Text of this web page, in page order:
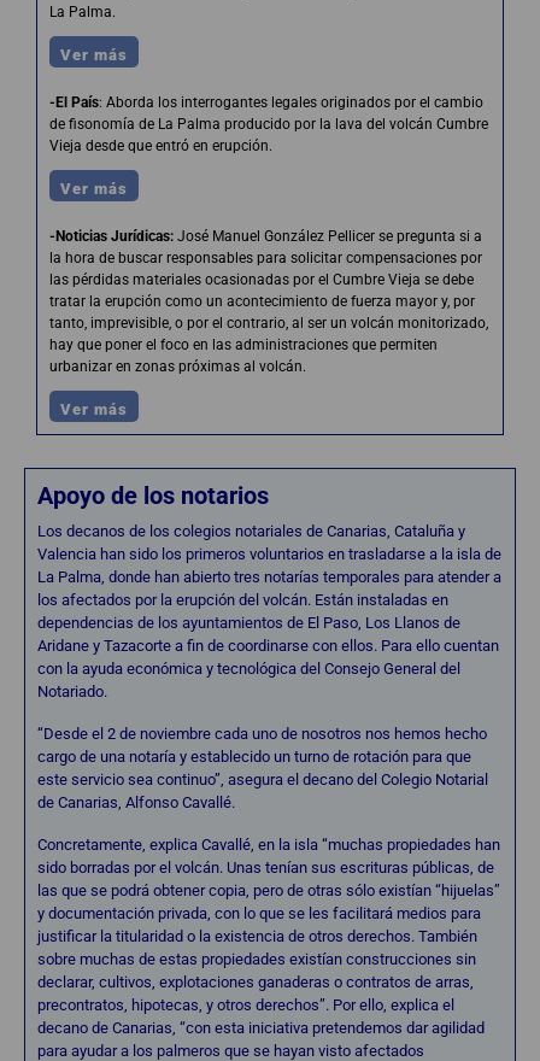
La Palma.
Ver más
-El País: Aborda los interrogantes legales originados por el cambio
de fisonomía de La Palma producido por la lava del volcán Cumbre
Vieja desde que entró en erupción.
Ver más
-Noticias Jurídicas: José Manuel González Pellicer se pregunta si a
la hora de buscar responsables para solicitar compensaciones por
las pérdidas materiales ocasionadas por el Cumbre Vieja se debe
tratar la erupción como un acontecimiento de fuerza mayor y, por
tanto, imprevisible, o por el contrario, al ser un volcán monitorizado,
hay que poner el foco en las administraciones que permiten
urbanizar en zonas próximas al volcán.
Ver más
Apoyo de los notarios
Los decanos de los colegios notariales de Canarias, Cataluña y
Valencia han sido los primeros voluntarios en trasladarse a la isla de
La Palma, donde han abierto tres notarías temporales para atender a
los afectados por la erupción del volcán. Están instaladas en
dependencias de los ayuntamientos de El Paso, Los Llanos de
Aridane y Tazacorte a fin de coordinarse con ellos. Para ello cuentan
con la ayuda económica y tecnológica del Consejo General del
Notariado.
“Desde el 2 de noviembre cada uno de nosotros nos hemos hecho
cargo de una notaría y establecido un turno de rotación para que
este servicio sea continuo”, asegura el decano del Colegio Notarial
de Canarias, Alfonso Cavallé.
Concretamente, explica Cavallé, en la isla “muchas propiedades han
sido borradas por el volcán. Unas tenían sus escrituras públicas, de
las que se podrá obtener copia, pero de otras sólo existían “hijuelas”
y documentación privada, con lo que se les facilitará medios para
justificar la titularidad o la existencia de otros derechos. También
sobre muchas de estas propiedades existían construcciones sin
declarar, cultivos, explotaciones ganaderas o contratos de arras,
precontratos, hipotecas, y otros derechos”. Por ello, explica el
decano de Canarias, “con esta iniciativa pretendemos dar agilidad
para ayudar a los palmeros que se hayan visto afectados